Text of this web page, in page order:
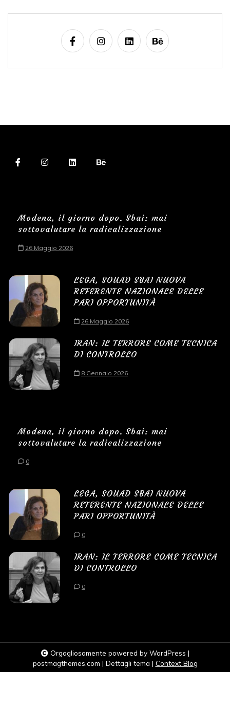
Modena, il giorno dopo. Sbai: mai
sottovalutare la radicalizzazione
26 Maggio 2026
LEGA, SOUAD SBAI NUOVA
REFERENTE NAZIONALE DELLE
PARI OPPORTUNITÀ
26 Maggio 2026
IRAN: IL TERRORE COME TECNICA
DI CONTROLLO
8 Gennaio 2026
Modena, il giorno dopo. Sbai: mai
sottovalutare la radicalizzazione
0
LEGA, SOUAD SBAI NUOVA
REFERENTE NAZIONALE DELLE
PARI OPPORTUNITÀ
0
IRAN: IL TERRORE COME TECNICA
DI CONTROLLO
0
Orgogliosamente powered by WordPress |
postmagthemes.com | Dettagli tema | Context Blog